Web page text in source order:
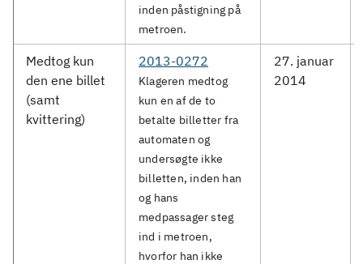
inden påstigning på
metroen.
Medtog kun
den ene billet
(samt
kvittering)
2013-0272
Klageren medtog
kun en af de to
betalte billetter fra
automaten og
undersøgte ikke
billetten, inden han
og hans
medpassager steg
ind i metroen,
hvorfor han ikke
27. januar
2014